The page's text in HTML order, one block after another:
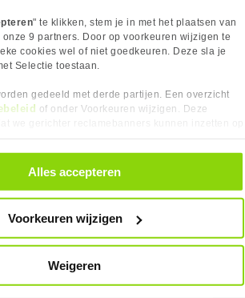
" te klikken, stem je in met het plaatsen van
9 partners. Door op voorkeuren wijzigen te
cookies wel of niet goedkeuren. Deze sla je
Selectie toestaan.
gedeeld met derde partijen. Een overzicht
of onder Voorkeuren wijzigen. Deze
je gegeven toestemming altijd intrekken, dit doe je
onze website te klikken op ‘Cookievoorkeuren’
Alles accepteren
Voorkeuren wijzigen
Weigeren